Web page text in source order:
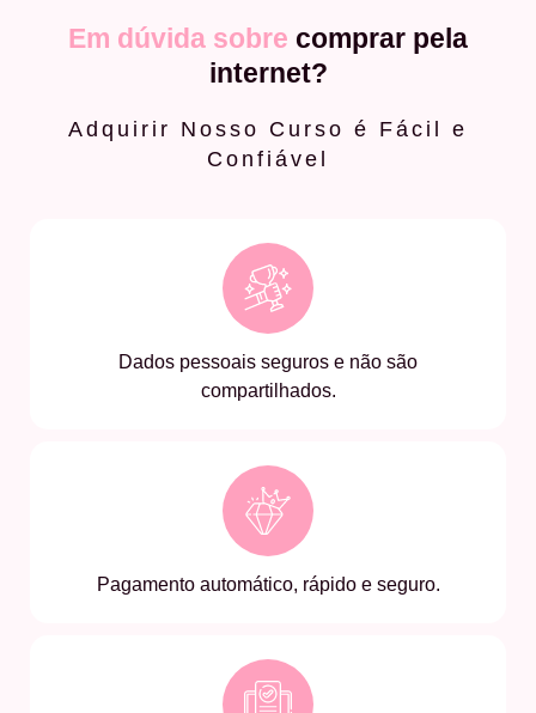
Em dúvida sobre comprar pela
internet?
Adquirir Nosso Curso é Fácil e
Confiável
Dados pessoais seguros e não são
compartilhados.
Pagamento automático, rápido e seguro.